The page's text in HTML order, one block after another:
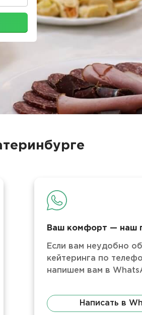
Ваш комфорт — наш
Если вам неудобно
кейтеринга по
напишем вам в
Написать в